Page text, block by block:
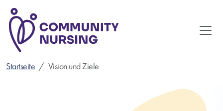
Direkt
zum
Inhalt
Startseite Vision und Ziele